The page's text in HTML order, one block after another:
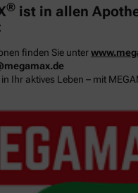
® ist in allen
finden Sie unter
Ihr aktives Leben – mit